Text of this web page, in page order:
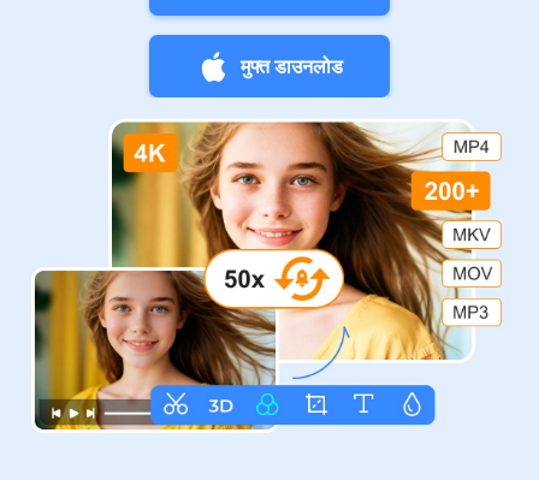
मुफ्त डाउनलोड